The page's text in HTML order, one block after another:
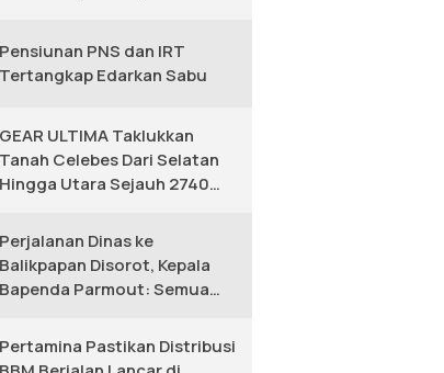
Pensiunan PNS dan IRT
Tertangkap Edarkan Sabu
GEAR ULTIMA Taklukkan
Tanah Celebes Dari Selatan
Hingga Utara Sejauh 2740
Perjalanan Dinas ke
Balikpapan Disorot, Kepala
Bapenda Parmout: Semua
Pertamina Pastikan Distribusi